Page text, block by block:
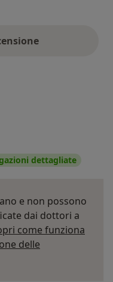
dettagliate
e non possono
dai dottori a
come funziona
delle